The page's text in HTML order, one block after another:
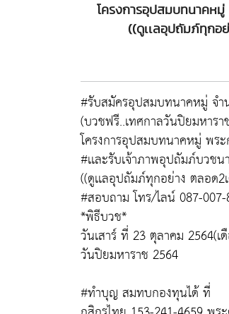
โครงการอุปสมบทนาคหมู่
((ดูเเลอุปถัมภ์ทุก
#รับสมัครอุปสมบทนาคหมู่ จำ
(บวชฟรี..เทศกาลวันปิยมหาร
โครงการอุปสมบทนาคหมู่ พร
#เเละรับเจ้าภาพอุปถัมภ์บวช
((ดูเเลอุปถัมภ์ทุกอย่าง ตลอด2
#สอบถาม โทร/ไลน์ 087-
*พิธีบวช*
วันเสาร์ ที่ 23 ตุลาคม 2564(เ
วันปิยมหาราช 2564
#ทำบุญ สมทบกองทุนได้ ที่